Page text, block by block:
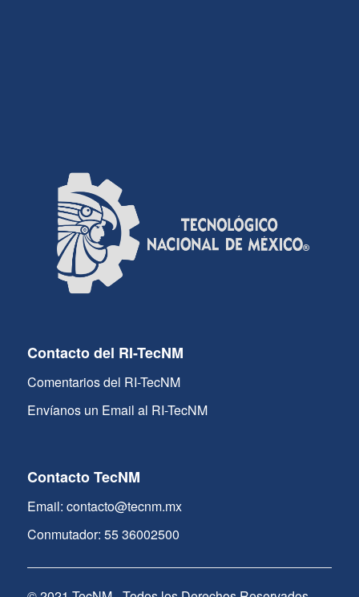
Contacto del RI-TecNM
Comentarios del RI-TecNM
Envíanos un Email al RI-TecNM
Contacto TecNM
Email: contacto@tecnm.mx
Conmutador: 55 36002500